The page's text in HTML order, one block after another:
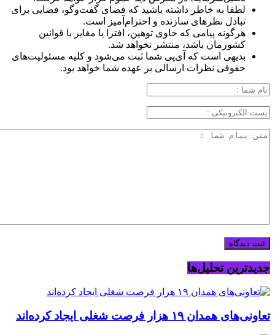
لطفا به خاطر داشته باشید که فضای گفت‌وگو، فضایی برای
تبادل نظرهای سازنده و احترام‌آمیز است.
هرگونه پیامی که حاوی توهین، افترا یا مغایر با قوانین
کشورمان باشد، منتشر نخواهد شد.
بدیهی است که آی‌پی شما ثبت می‌شود و کلیه مسئولیت‌های
حقوقی نظرات ارسالی بر عهده شما خواهد بود.
جدیدترین تحلیل‌ها
تعاونی‌های همدان ۱۹ هزار فرصت شغلی ایجاد کرده‌اند